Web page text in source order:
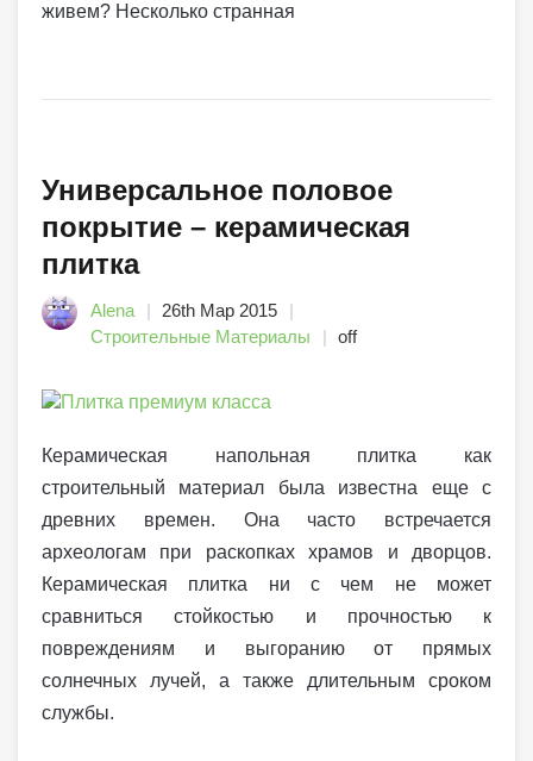
живем? Несколько странная
Универсальное половое
покрытие – керамическая
плитка
Alena
26th Мар 2015
Строительные Материалы
off
Керамическая напольная плитка как
строительный материал была известна еще с
древних времен. Она часто встречается
археологам при раскопках храмов и дворцов.
Керамическая плитка ни с чем не может
сравниться стойкостью и прочностью к
повреждениям и выгоранию от прямых
солнечных лучей, а также длительным сроком
службы.